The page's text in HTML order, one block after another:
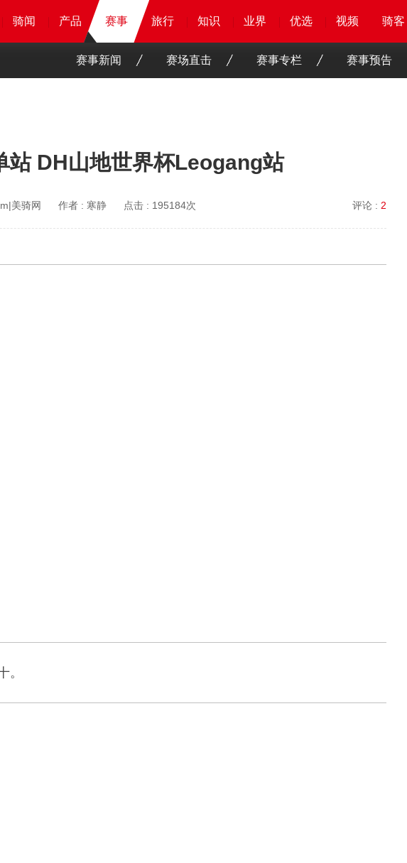
骑闻 旅行 知识 业界 优选 骑客 论坛
骑闻 产品 赛事 旅行 知识 业界 优选 骑客 视频
骑闻 产品 赛事 旅行 知识 业界 优选 视频 骑客
骑闻 产品 赛事 旅行 知识 业界 优选 视频 骑客
赛事新闻 赛场直击 赛事专栏 赛事预告
站 DH山地世界杯Leogang站
美骑网 作者 : 寒静 点击 : 195184次 评论 : 2
。